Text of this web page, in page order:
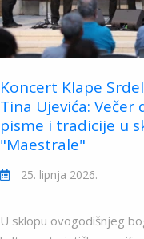
Koncert Klape
Tina Ujevića: Večer
pisme i tradicije u
"Maestrale"
25. lipnja 2026.
U sklopu ovogodišnjeg